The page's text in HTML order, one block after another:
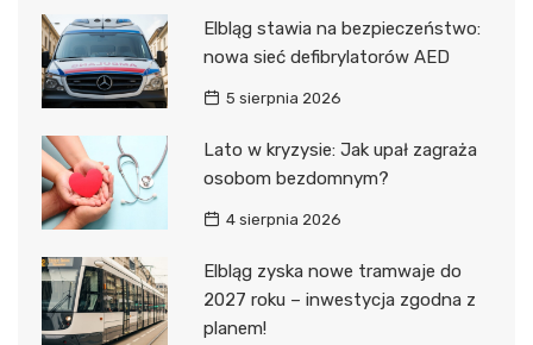
Elbląg stawia na bezpieczeństwo:
nowa sieć defibrylatorów AED
5 sierpnia 2026
Lato w kryzysie: Jak upał zagraża
osobom bezdomnym?
4 sierpnia 2026
Elbląg zyska nowe tramwaje do
2027 roku – inwestycja zgodna z
planem!